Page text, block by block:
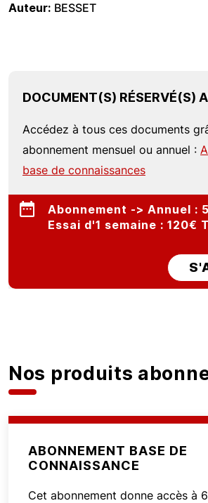
Auteur BESSET
DOCUMENT(S) RÉSERVÉ(S)
Accédez à tous ces documents
abonnement mensuel ou annuel :
base de connaissances
Abonnement -> Annuel :
Essai d'1 semaine : 120€
Nos produits
ABONNEMENT BASE DE
CONNAISSANCE
Cet abonnement donne accès à